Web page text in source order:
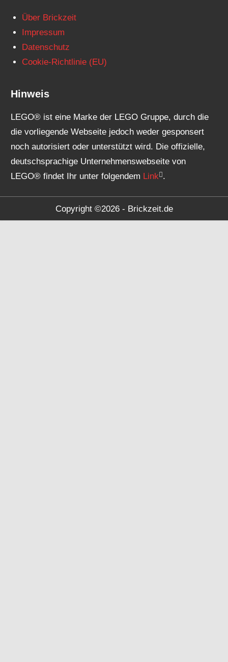
Über Brickzeit
Impressum
Datenschutz
Cookie-Richtlinie (EU)
Hinweis
LEGO® ist eine Marke der LEGO Gruppe, durch die
die vorliegende Webseite jedoch weder gesponsert
noch autorisiert oder unterstützt wird. Die offizielle,
deutschsprachige Unternehmenswebseite von
LEGO® findet Ihr unter folgendem Link .
Copyright ©2026 - Brickzeit.de